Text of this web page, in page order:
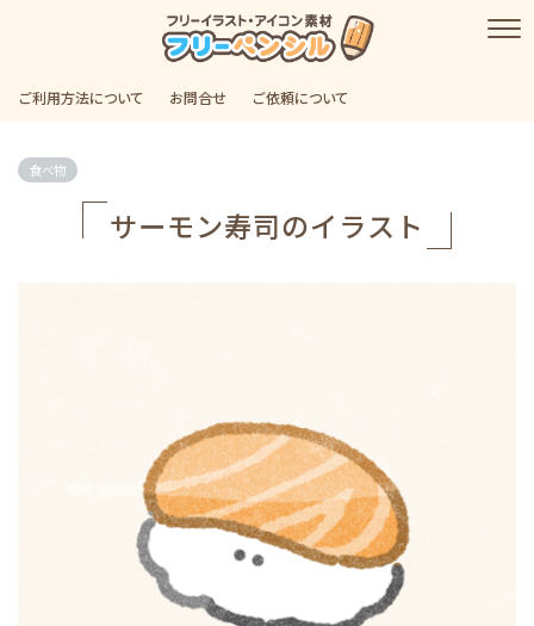
ご利用方法について お問合せ ご依頼について
食べ物
サーモン寿司のイラスト